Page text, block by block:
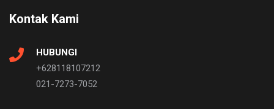
Kontak Kami
HUBUNGI
+628118107212
021-7273-7052